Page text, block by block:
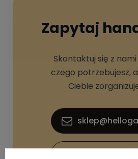
Zapytaj
Skontaktuj się z
czego potrzebujesz,
Ciebie